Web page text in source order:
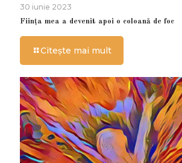
30 iunie 2023
Ființa mea a devenit apoi o coloană de foc
Citește mai mult